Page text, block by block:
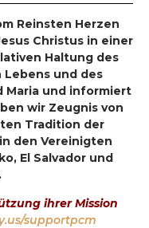
Reinsten Herzen
Christus in einer
Haltung des
Lebens und des
Maria und informiert
wir Zeugnis von
Tradition der
den Vereinigten
El Salvador und
ihrer Mission
supportpcm